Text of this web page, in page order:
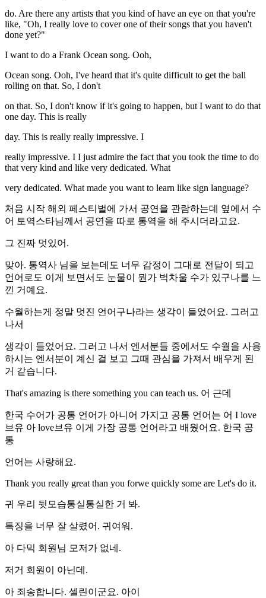
do. Are there any artists that you kind of have an eye on that you're
like, "Oh, I really love to cover one of their songs that you haven't
done yet?"
I want to do a Frank Ocean song. Ooh,
Ocean song. Ooh, I've heard that it's quite difficult to get the ball
rolling on that. So, I don't
on that. So, I don't know if it's going to happen, but I want to do that
one day. This is really
day. This is really really impressive. I
really impressive. I I just admire the fact that you took the time to do
that very kind and like very dedicated. What
very dedicated. What made you want to learn like sign language?
처음 시작 해외 페스티벌에 가서 공연을 관람하는데 옆에서 수
어 토역스타님께서 공연을 따로 통역을 해 주시더라고요.
그 진짜 멋있어.
맞아. 통역사 님을 보는데도 너무 감정이 그대로 전달이 되고
언어로도 이게 보면서도 눈물이 뭔가 벅차울 수가 있구나를 느
낀 거예요.
수월하는게 정말 멋진 언어구나라는 생각이 들었어요. 그러고
나서
생각이 들었어요. 그러고 나서 엔서분들 중에서도 수월을 사용
하시는 엔서분이 계신 걸 보고 그때 관심을 가져서 배우게 된
거 같습니다.
That's amazing is there something you can teach us. 어 근데
한국 수어가 공통 언어가 아니어 가지고 공통 언어는 어 I love
브유 아 love브유 이게 가장 공통 언어라고 배웠어요. 한국 공
통
언어는 사랑해요.
Thank you really great than you forwe quickly some are Let's do it.
귀 우리 뒷모습통실통실한 거 봐.
특징을 너무 잘 살렸어. 귀여워.
아 다믹 회원님 모저가 없네.
저거 회원이 아닌데.
아 죄송합니다. 셀린이군요. 아이